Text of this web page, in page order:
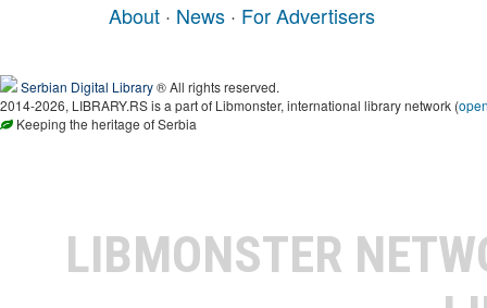
About · News · For Advertisers
Serbian Digital Library® All rights reserved.
2014-2026, LIBRARY.RS is a part of Libmonster, international library network (
Keeping the heritage of Serbia
LIBMONSTER